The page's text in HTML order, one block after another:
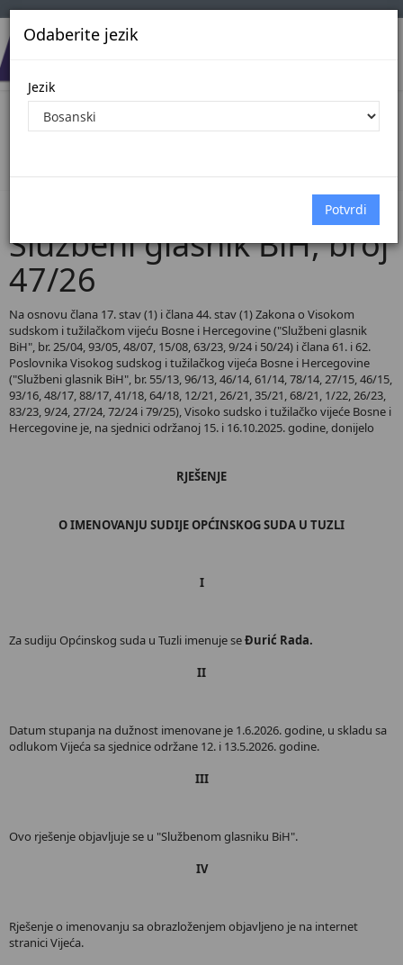
Odaberite jezik
Jezik
Pregled Dokumenata| Broj 47/26
Službeni glasnik BiH, broj
47/26
Na osnovu člana 17. stav (1) i člana 44. stav (1) Zakona o Visokom
sudskom i tužilačkom vijeću Bosne i Hercegovine ("Službeni glasnik
BiH", br. 25/04, 93/05, 48/07, 15/08, 63/23, 9/24 i 50/24) i člana 61. i 62.
Poslovnika Visokog sudskog i tužilačkog vijeća Bosne i Hercegovine
("Službeni glasnik BiH", br. 55/13, 96/13, 46/14, 61/14, 78/14, 27/15, 46/15,
93/16, 48/17, 88/17, 41/18, 64/18, 12/21, 26/21, 35/21, 68/21, 1/22, 26/23,
83/23, 9/24, 27/24, 72/24 i 79/25), Visoko sudsko i tužilačko vijeće Bosne i
Hercegovine je, na sjednici održanoj 15. i 16.10.2025. godine, donijelo
RJEŠENJE
O IMENOVANJU SUDIJE OPĆINSKOG SUDA U TUZLI
I
Za sudiju Općinskog suda u Tuzli imenuje seĐurić Rada.
II
Datum stupanja na dužnost imenovane je 1.6.2026. godine, u skladu sa
odlukom Vijeća sa sjednice održane 12. i 13.5.2026. godine.
III
Ovo rješenje objavljuje se u "Službenom glasniku BiH".
IV
Rješenje o imenovanju sa obrazloženjem objavljeno je na internet
stranici Vijeća.